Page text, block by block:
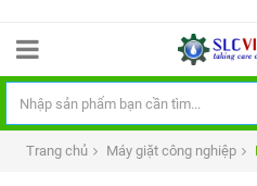
Trang chủ Máy giặt công nghiệp